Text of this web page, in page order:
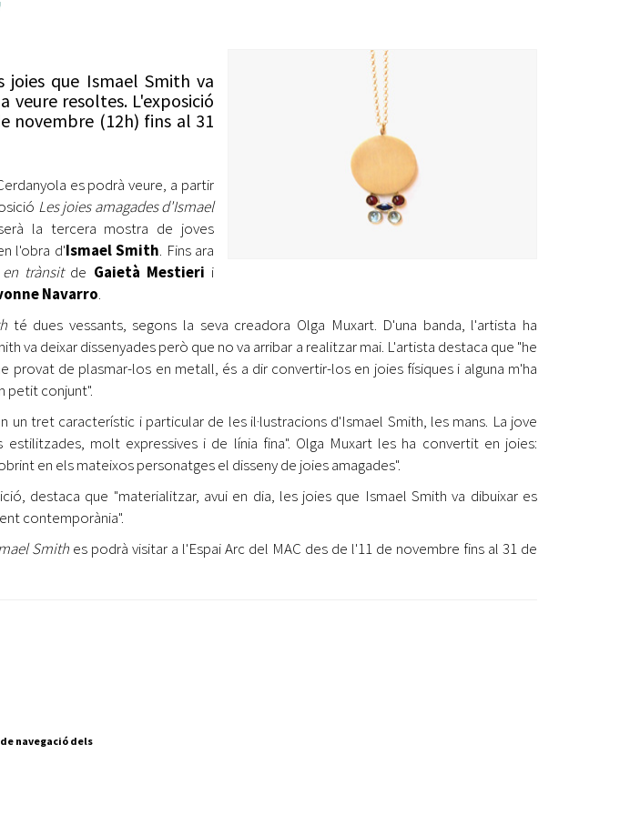
Retiment de Comptes
Accés a Informació Pública
Dades Obertes
Catàleg de Serveis i Tràmits
per a l'autoocupació
milions d'euros del Pla de
Quatre Cantons i
seva 16a edició i dona el
gratuïtes per veure
Mercats Municipals
que Ismael Smith va
veure resoltes. L'exposició
novembre (12h) fins al 31
es podrà veure, a partir
Les joies amagades d'Ismael
la tercera mostra de joves
l'obra d'Ismael Smith. Fins ara
en trànsit de Gaietà Mestieri i
Navarro.
té dues vessants, segons la seva creadora Olga Muxart. D'una banda, l'artista ha
va deixar dissenyades però que no va arribar a realitzar mai. L'artista destaca que "he
provat de plasmar-los en metall, és a dir convertir-los en joies físiques i alguna m'ha
petit conjunt".
un tret característic i particular de les il·lustracions d'Ismael Smith, les mans. La jove
estilitzades, molt expressives i de línia fina". Olga Muxart les ha convertit en joies:
en els mateixos personatges el disseny de joies amagades".
destaca que "materialitzar, avui en dia, les joies que Ismael Smith va dibuixar es
contemporània".
Smith es podrà visitar a l'Espai Arc del MAC des de l'11 de novembre fins al 31 de
navegació dels